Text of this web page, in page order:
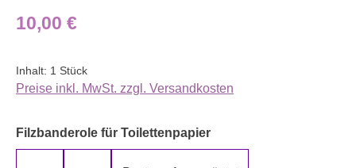
Regulärer Preis:
10,00 €
Inhalt: 1 Stück
Preise inkl. MwSt. zzgl. Versandkosten
Filzbanderole für Toilettenpapierauswählen